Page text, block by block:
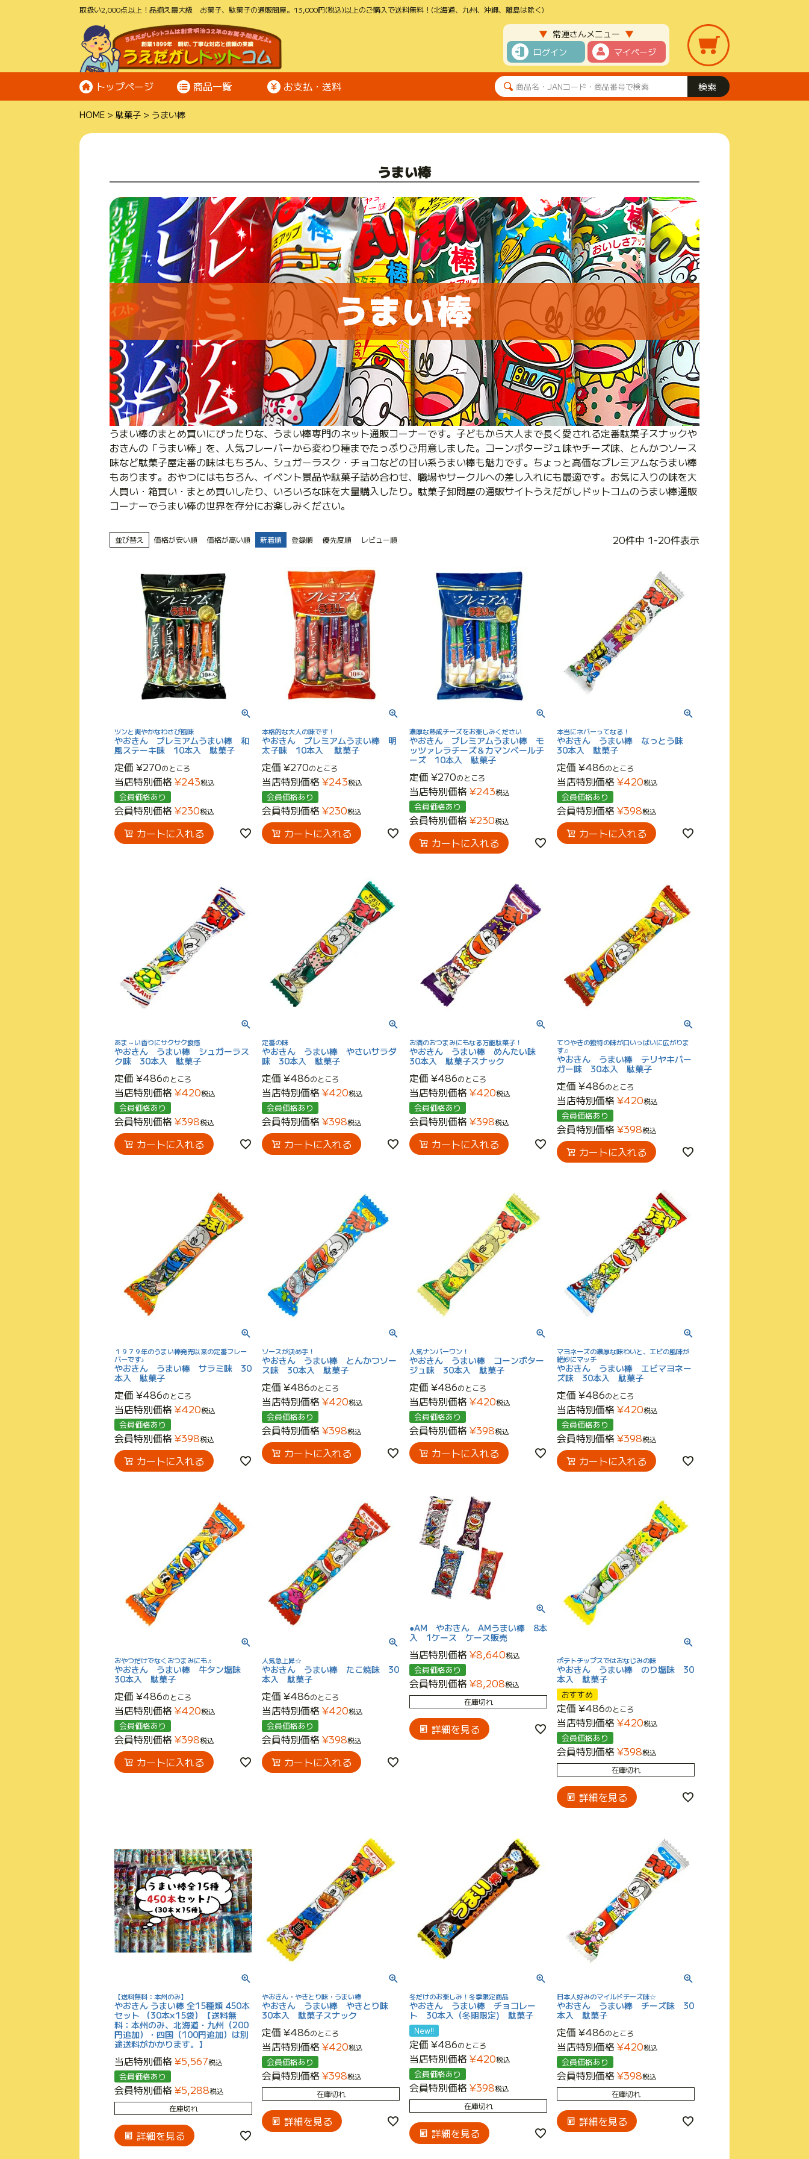
取扱い2,000点以上！品揃え最大級 お菓子、駄菓子の通販問屋。13,000円(税込)以上のご購入で送料無料！(北海道、九州、沖縄、離島は除く)
▼ 常連さんメニュー ▼
ログイン マイページ
トップページ 商品一覧 お支払・送料
HOME 駄菓子 うまい棒
うまい棒
うまい棒のまとめ買いにぴったりな、うまい棒専門のネット通販コーナーです。子どもから大人まで長く愛される定番駄菓子スナックや
おきんの「うまい棒」を、人気フレーバーから変わり種までたっぷりご用意しました。コーンポタージュ味やチーズ味、とんかつソース
味など駄菓子屋定番の味はもちろん、シュガーラスク・チョコなどの甘い系うまい棒も魅力です。ちょっと高価なプレミアムなうまい棒
もあります。おやつにはもちろん、イベント景品や駄菓子詰め合わせ、職場やサークルへの差し入れにも最適です。お気に入りの味を大
人買い・箱買い・まとめ買いしたり、いろいろな味を大量購入したり。駄菓子卸問屋の通販サイトうえだがしドットコムのうまい棒通販
コーナーでうまい棒の世界を存分にお楽しみください。
並び替え 価格が安い順 価格が高い順 新着順 登録順 優先度順 レビュー順 20件中 1-20件表示
ツンと爽やかなわさび風味
やおきん プレミアムうまい棒 和
風ステーキ味 10本入 駄菓子
定価 ¥270のところ
当店特別価格¥243税込
会員価格あり
会員特別価格¥230税込
カートに入れる
本格的な大人の味です！
やおきん プレミアムうまい棒 明
太子味 10本入 駄菓子
定価 ¥270のところ
当店特別価格¥243税込
会員価格あり
会員特別価格¥230税込
カートに入れる
濃厚な熟成チーズをお楽しみください
やおきん プレミアムうまい棒 モ
ッツァレラチーズ＆カマンベールチ
ーズ 10本入 駄菓子
定価 ¥270のところ
当店特別価格¥243税込
会員価格あり
会員特別価格¥230税込
カートに入れる
本当にネバーってなる！
やおきん うまい棒 なっとう味
30本入 駄菓子
定価 ¥486のところ
当店特別価格¥420税込
会員価格あり
会員特別価格¥398税込
カートに入れる
あま～い香りにサクサク食感
やおきん うまい棒 シュガーラス
ク味 30本入 駄菓子
定価 ¥486のところ
当店特別価格¥420税込
会員価格あり
会員特別価格¥398税込
カートに入れる
定番の味
やおきん うまい棒 やさいサラダ
味 30本入 駄菓子
定価 ¥486のところ
当店特別価格¥420税込
会員価格あり
会員特別価格¥398税込
カートに入れる
お酒のおつまみにもなる万能駄菓子！
やおきん うまい棒 めんたい味
30本入 駄菓子スナック
定価 ¥486のところ
当店特別価格¥420税込
会員価格あり
会員特別価格¥398税込
カートに入れる
てりやきの独特の味が口いっぱいに広がりま
す♫
やおきん うまい棒 テリヤキバー
ガー味 30本入 駄菓子
定価 ¥486のところ
当店特別価格¥420税込
会員価格あり
会員特別価格¥398税込
カートに入れる
１９７９年のうまい棒発売以来の定番フレー
バーです♪
やおきん うまい棒 サラミ味 30
本入 駄菓子
定価 ¥486のところ
当店特別価格¥420税込
会員価格あり
会員特別価格¥398税込
カートに入れる
ソースが決め手！
やおきん うまい棒 とんかつソー
ス味 30本入 駄菓子
定価 ¥486のところ
当店特別価格¥420税込
会員価格あり
会員特別価格¥398税込
カートに入れる
人気ナンバーワン！
やおきん うまい棒 コーンポター
ジュ味 30本入 駄菓子
定価 ¥486のところ
当店特別価格¥420税込
会員価格あり
会員特別価格¥398税込
カートに入れる
マヨネーズの濃厚な味わいと、エビの風味が
絶妙にマッチ
やおきん うまい棒 エビマヨネー
ズ味 30本入 駄菓子
定価 ¥486のところ
当店特別価格¥420税込
会員価格あり
会員特別価格¥398税込
カートに入れる
おやつだけでなくおつまみにも♬
やおきん うまい棒 牛タン塩味
30本入 駄菓子
定価 ¥486のところ
当店特別価格¥420税込
会員価格あり
会員特別価格¥398税込
カートに入れる
人気急上昇☆
やおきん うまい棒 たこ焼味 30
本入 駄菓子
定価 ¥486のところ
当店特別価格¥420税込
会員価格あり
会員特別価格¥398税込
カートに入れる
●AM やおきん AMうまい棒 8本
入 1ケース ケース販売
当店特別価格¥8,640税込
会員価格あり
会員特別価格¥8,208税込
在庫切れ
詳細を見る
ポテトチップスではおなじみの味
やおきん うまい棒 のり塩味 30
本入 駄菓子
おすすめ
定価 ¥486のところ
当店特別価格¥420税込
会員価格あり
会員特別価格¥398税込
在庫切れ
詳細を見る
【送料無料：本州のみ】
やおきん うまい棒 全15種類 450本
セット （30本×15袋）【送料無
料：本州のみ、北海道・九州（200
円追加）・四国（100円追加）は別
途送料がかかります。】
当店特別価格¥5,567税込
会員価格あり
会員特別価格¥5,288税込
在庫切れ
詳細を見る
やおきん・やきとり味・うまい棒
やおきん うまい棒 やきとり味
30本入 駄菓子スナック
定価 ¥486のところ
当店特別価格¥420税込
会員価格あり
会員特別価格¥398税込
在庫切れ
詳細を見る
冬だけのお楽しみ！冬季限定商品
やおきん うまい棒 チョコレー
ト 30本入（冬期限定) 駄菓子
New!!
定価 ¥486のところ
当店特別価格¥420税込
会員価格あり
会員特別価格¥398税込
在庫切れ
詳細を見る
日本人好みのマイルドチーズ味☆
やおきん うまい棒 チーズ味 30
本入 駄菓子
定価 ¥486のところ
当店特別価格¥420税込
会員価格あり
会員特別価格¥398税込
在庫切れ
詳細を見る